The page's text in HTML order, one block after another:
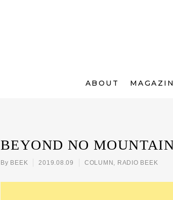
ABOUT
BEYOND NO
By BEEK 2019.08.09 COLUMN , RADIO BEEK